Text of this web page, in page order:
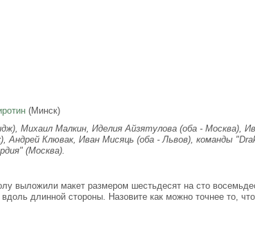
(Минск)
Михаил Малкин, Иделия Айзятулова (оба - Москва),
Клювак, Иван Мисяць (оба - Львов), команды
(Москва).
выложили макет размером шестьдесят на сто
длинной стороны. Назовите как можно точнее то,